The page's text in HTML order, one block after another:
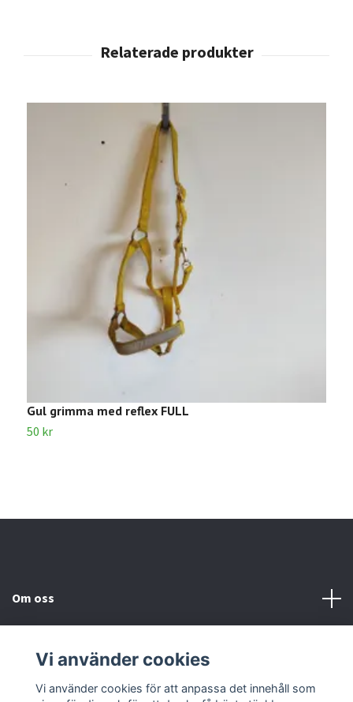
Gul grimma med reflex FULL
50 kr
Om oss
Kontakta oss
Vi använder cookies
Vi använder cookies för att anpassa det innehåll som